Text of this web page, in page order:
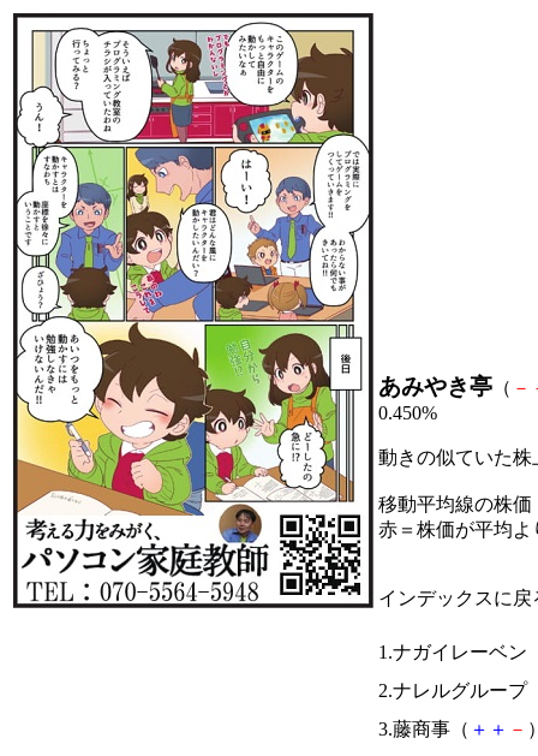
あみやき亭 （ －
0.450%
動きの似ていた
移動平均線の株価
赤＝株価が平均
インデックスに戻
1.ナガイレーベン
2.ナレルグループ
3.藤商事（ ＋ ＋ －